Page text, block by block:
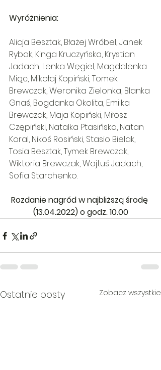
Wyróżnienia:
Alicja Besztak, Błażej Wróbel, Janek
Rybak, Kinga Kruczyńska, Krystian
Jadach, Lenka Węgiel, Magdalenka
Miąc, Mikołaj Kopiński, Tomek
Brewczak, Weronika Zielonka, Blanka
Gnaś, Bogdanka Okolita, Emilka
Brewczak, Maja Kopiński, Miłosz
Czępiński, Natalka Ptasińska, Natan
Koral, Nikoś Rosiński, Stasio Bielak,
Tosia Besztak, Tymek Brewczak,
Wiktoria Brewczak, Wojtuś Jadach,
Sofia Starchenko.
Rozdanie nagród w najbliższą środę
(13.04.2022) o godz. 10.00
Ostatnie posty Zobacz wszystkie